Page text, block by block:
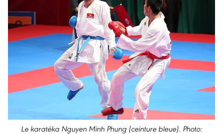
Le karatéka Nguyen Minh Phung (ceinture bleue). Photo: